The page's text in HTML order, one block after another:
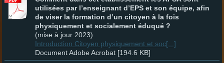
utilisées par l’enseignant d’EPS et son équipe, afin
de viser la formation d’un citoyen à la fois
physiquement et socialement éduqué ?
(mise à jour 2023)
Introduction Citoyen physiquement et soc[...]
Document Adobe Acrobat [194.6 KB]